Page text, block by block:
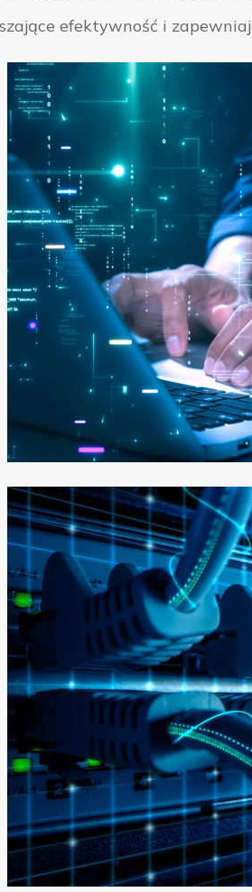
efektywność i